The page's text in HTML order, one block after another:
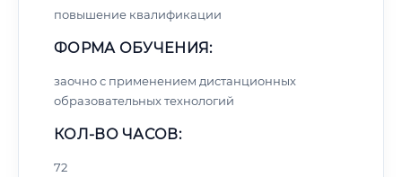
повышение квалификации
ФОРМА ОБУЧЕНИЯ:
заочно с применением дистанционных
образовательных технологий
КОЛ-ВО ЧАСОВ:
72